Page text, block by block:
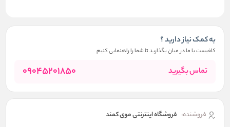
به کمک نیاز دارید ؟
کافیست با ما در میان بگذارید تا شما را راهنمایی کنیم
تماس بگیرید 09045201850
فروشنده: فروشگاه اینترنتی موی کمند